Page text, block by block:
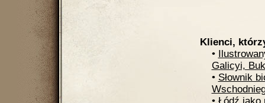
Klienci,
•
Galicyi,
• Słownik